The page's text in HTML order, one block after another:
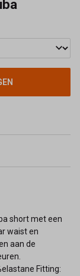
short met een
waist en
aan de
Fitting: